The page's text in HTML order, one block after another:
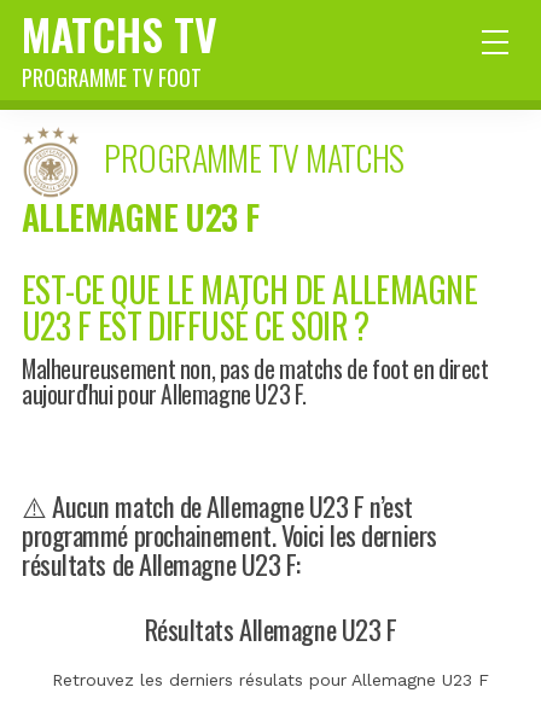
MATCHS TV
PROGRAMME TV FOOT
PROGRAMME TV MATCHS
ALLEMAGNE U23 F
EST-CE QUE LE MATCH DE ALLEMAGNE
U23 F EST DIFFUSÉ CE SOIR ?
Malheureusement non, pas de matchs de foot en direct
aujourd'hui pour Allemagne U23 F.
⚠️ Aucun match de Allemagne U23 F n’est
programmé prochainement. Voici les derniers
résultats de Allemagne U23 F:
Résultats Allemagne U23 F
Retrouvez les derniers résulats pour Allemagne U23 F